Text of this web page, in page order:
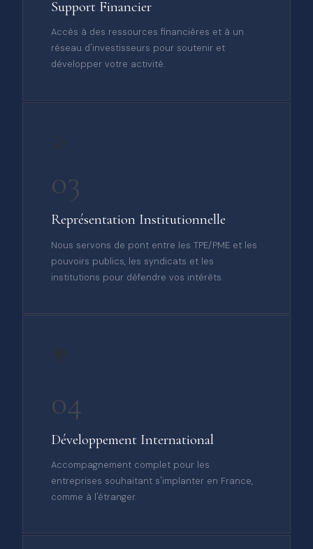
Support Financier
Accès à des ressources financières et à un
réseau d'investisseurs pour soutenir et
développer votre activité.
03
Représentation Institutionnelle
Nous servons de pont entre les TPE/PME et les
pouvoirs publics, les syndicats et les
institutions pour défendre vos intérêts.
04
Développement International
Accompagnement complet pour les
entreprises souhaitant s'implanter en France,
comme à l'étranger.